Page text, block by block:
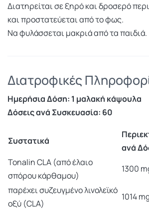
Διατηρείται σε ξηρό και δροσερό
και προστατεύεται από το φως.
Να φυλάσσεται μακριά από τα παιδιά.
Διατροφικές
Ημερήσια Δόση: 1 μαλακή κάψουλα
Δόσεις ανά Συσκευασία: 60
Συστατικά
ανά
Tonalin CLA (από έλαιο
σπόρου κάρθαμου)
1300
παρέχει συζευγμένο λινολεϊκό
οξύ (CLA)
1014